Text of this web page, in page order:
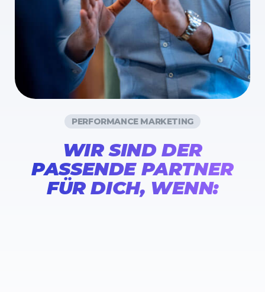
PERFORMANCE MARKETING
WIR SIND DER
PASSENDE PARTNER
FÜR DICH, WENN: